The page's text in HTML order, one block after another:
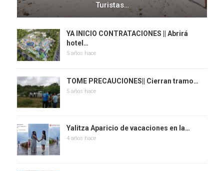
Turistas…
YA INICIO CONTRATACIONES || Abrirá
hotel…
5 años hace
TOME PRECAUCIONES|| Cierran tramo…
5 años hace
Yalitza Aparicio de vacaciones en la…
4 años hace